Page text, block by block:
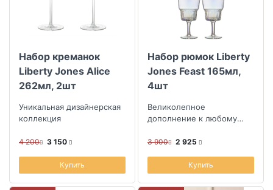
Набор креманок
Liberty Jones Alice
262мл, 2шт
Уникальная дизайнерская
коллекция
4 200 3 150
Купить
Набор рюмок Liberty
Jones Feast 165мл,
4шт
Великолепное
дополнение к любому
3 900 2 925
Купить